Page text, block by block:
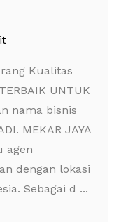
Kualitas
UNTUK
nama bisnis
MEKAR JAYA
agen
dengan lokasi
Sebagai d ...